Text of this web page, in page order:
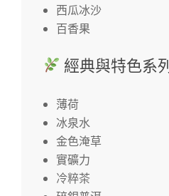
西瓜冰沙
百香果
經典與特色系列
薄荷
冰泉水
金色淹草
實礦力
冷粹茶